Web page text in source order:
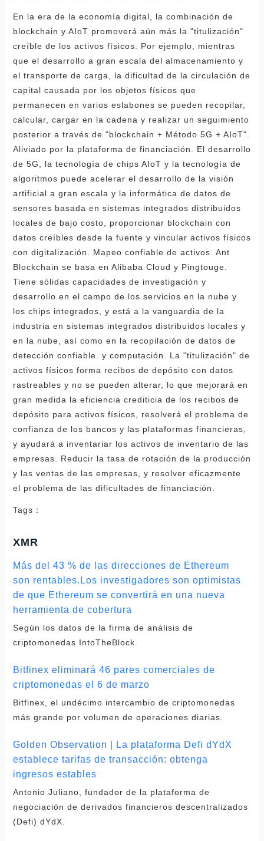
En la era de la economía digital, la combinación de
blockchain y AIoT promoverá aún más la "titulización"
creíble de los activos físicos. Por ejemplo, mientras
que el desarrollo a gran escala del almacenamiento y
el transporte de carga, la dificultad de la circulación de
capital causada por los objetos físicos que
permanecen en varios eslabones se pueden recopilar,
calcular, cargar en la cadena y realizar un seguimiento
posterior a través de "blockchain + Método 5G + AIoT".
Aliviado por la plataforma de financiación. El desarrollo
de 5G, la tecnología de chips AIoT y la tecnología de
algoritmos puede acelerar el desarrollo de la visión
artificial a gran escala y la informática de datos de
sensores basada en sistemas integrados distribuidos
locales de bajo costo, proporcionar blockchain con
datos creíbles desde la fuente y vincular activos físicos
con digitalización. Mapeo confiable de activos. Ant
Blockchain se basa en Alibaba Cloud y Pingtouge.
Tiene sólidas capacidades de investigación y
desarrollo en el campo de los servicios en la nube y
los chips integrados, y está a la vanguardia de la
industria en sistemas integrados distribuidos locales y
en la nube, así como en la recopilación de datos de
detección confiable. y computación. La "titulización" de
activos físicos forma recibos de depósito con datos
rastreables y no se pueden alterar, lo que mejorará en
gran medida la eficiencia crediticia de los recibos de
depósito para activos físicos, resolverá el problema de
confianza de los bancos y las plataformas financieras,
y ayudará a inventariar los activos de inventario de las
empresas. Reducir la tasa de rotación de la producción
y las ventas de las empresas, y resolver eficazmente
el problema de las dificultades de financiación.
Tags：
XMR
Más del 43 % de las direcciones de Ethereum
son rentables.Los investigadores son optimistas
de que Ethereum se convertirá en una nueva
herramienta de cobertura
Según los datos de la firma de análisis de
criptomonedas IntoTheBlock.
Bitfinex eliminará 46 pares comerciales de
criptomonedas el 6 de marzo
Bitfinex, el undécimo intercambio de criptomonedas
más grande por volumen de operaciones diarias.
Golden Observation | La plataforma Defi dYdX
establece tarifas de transacción: obtenga
ingresos estables
Antonio Juliano, fundador de la plataforma de
negociación de derivados financieros descentralizados
(Defi) dYdX.